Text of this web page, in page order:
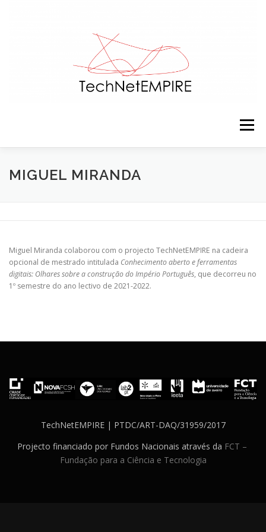
Menu
APRESENTAÇÃO EQUIPA
MIGUEL MIRANDA
Miguel Miranda colaborou com o projecto TechNetEMPIRE na cadeira
opcional de mestrado intitulada Conhecimento aberto e ferramentas
digitais: Olhares sobre a construção do Império Português, que decorreu no
1º semestre do ano lectivo de 2021-2022.
TechNetEMPIRE | PTDC/ART-DAQ/31959/2017
Projecto financiado por Fundos Nacionais através da FCT –
Fundação para a Ciência e Tecnologia